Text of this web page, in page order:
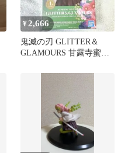
¥2,666
鬼滅の刃 GLITTER＆
GLAMOURS 甘露寺蜜璃